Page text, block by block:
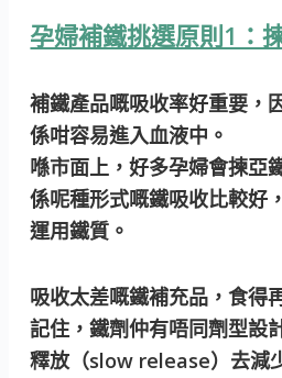
孕婦補鐵挑選原則1：
補鐵產品嘅吸收率好重要，
係咁容易進入血液中。
喺市面上，好多孕婦會揀亞
係呢種形式嘅鐵吸收比較好
運用鐵質。
吸收太差嘅鐵補充品，食得
記住，鐵劑仲有唔同劑型設
釋放（slow release）去減